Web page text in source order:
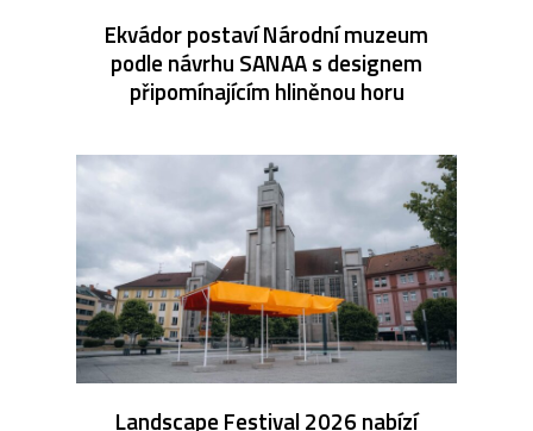
Ekvádor postaví Národní muzeum
podle návrhu SANAA s designem
připomínajícím hliněnou horu
Landscape Festival 2026 nabízí